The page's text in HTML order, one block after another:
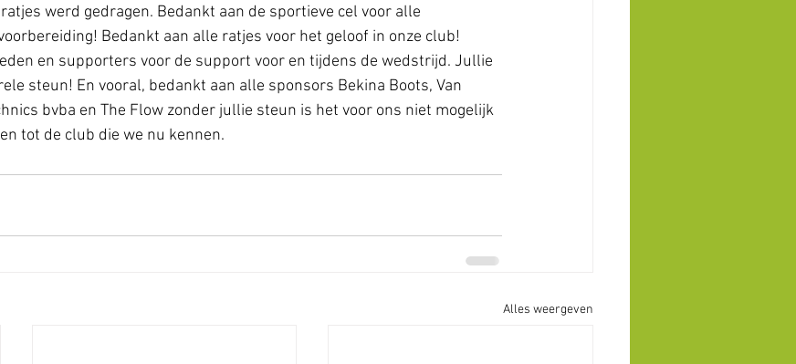
werd gedragen. Bedankt aan de sportieve cel voor alle
Bedankt aan alle ratjes voor het geloof in onze club!
en supporters voor de support voor en tijdens de wedstrijd. Jullie
steun! En vooral, bedankt aan alle sponsors Bekina Boots, Van
bvba en The Flow zonder jullie steun is het voor ons niet mogelijk
tot de club die we nu kennen.
Alles weergeven